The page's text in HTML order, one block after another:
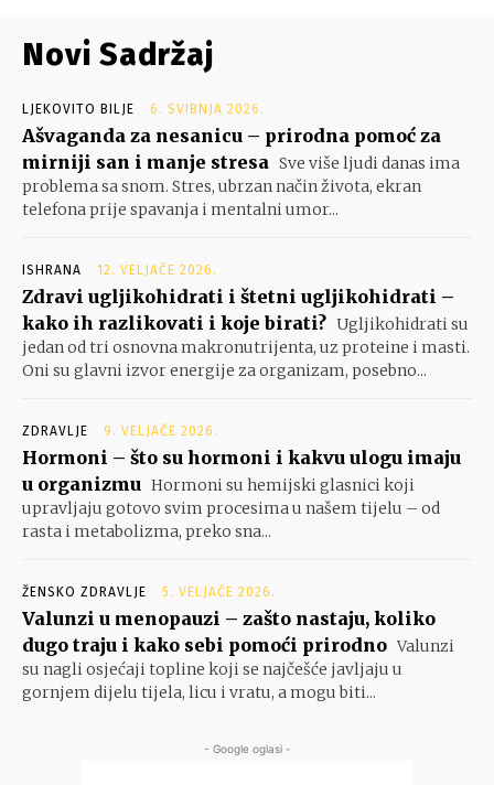
Novi Sadržaj
LJEKOVITO BILJE 6. SVIBNJA 2026.
Ašvaganda za nesanicu – prirodna pomoć za
mirniji san i manje stresa Sve više ljudi danas ima
problema sa snom. Stres, ubrzan način života, ekran
telefona prije spavanja i mentalni umor...
ISHRANA 12. VELJAČE 2026.
Zdravi ugljikohidrati i štetni ugljikohidrati –
kako ih razlikovati i koje birati? Ugljikohidrati su
jedan od tri osnovna makronutrijenta, uz proteine i masti.
Oni su glavni izvor energije za organizam, posebno...
ZDRAVLJE 9. VELJAČE 2026.
Hormoni – što su hormoni i kakvu ulogu imaju
u organizmu Hormoni su hemijski glasnici koji
upravljaju gotovo svim procesima u našem tijelu – od
rasta i metabolizma, preko sna...
ŽENSKO ZDRAVLJE 5. VELJAČE 2026.
Valunzi u menopauzi – zašto nastaju, koliko
dugo traju i kako sebi pomoći prirodno Valunzi
su nagli osjećaji topline koji se najčešće javljaju u
gornjem dijelu tijela, licu i vratu, a mogu biti...
- Google oglasi -